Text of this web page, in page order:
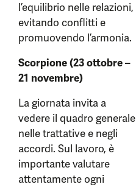
l’equilibrio nelle relazioni,
evitando conflitti e
promuovendo l’armonia.
Scorpione (23 ottobre –
21 novembre)
La giornata invita a
vedere il quadro generale
nelle trattative e negli
accordi. Sul lavoro, è
importante valutare
attentamente ogni